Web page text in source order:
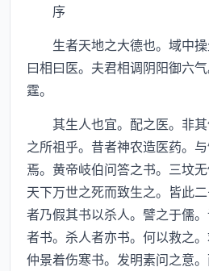
序
生者天地之大德也。域中操
曰相曰医。夫君相调阴阳御六
霆。
其生人也宜。配之医。非其
之所祖乎。昔者神农造医药。
焉。黄帝岐伯问答之书。三坟无
天下万世之死而致生之。皆此
者乃假其书以杀人。譬之于儒
者书。杀人者亦书。何以救之
仲景着伤寒书。发明素问之意